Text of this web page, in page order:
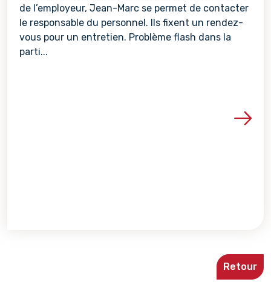
de l’employeur, Jean-Marc se permet de contacter
le responsable du personnel. Ils fixent un rendez-
vous pour un entretien. Problème flash dans la
parti...
Voir les détails de la
Retour